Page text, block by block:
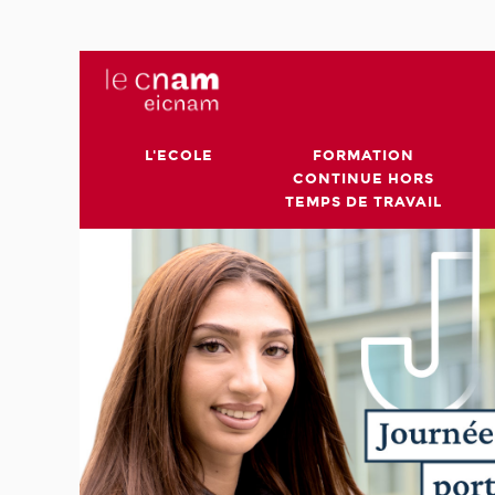
L'ECOLE
FORMATION
CONTINUE HORS
TEMPS DE TRAVAIL